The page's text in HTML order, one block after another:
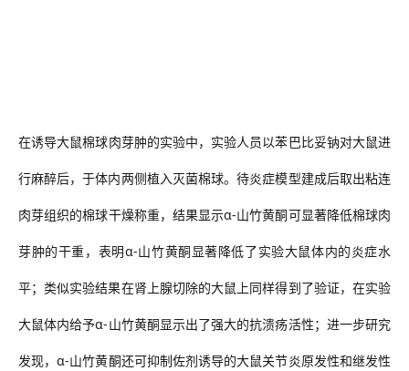
在诱导大鼠棉球肉芽肿的实验中，实验人员以苯巴比妥钠对大鼠进
行麻醉后，于体内两侧植入灭菌棉球。待炎症模型建成后取出粘连
肉芽组织的棉球干燥称重，结果显示α-山竹黄酮可显著降低棉球肉
芽肿的干重，表明α-山竹黄酮显著降低了实验大鼠体内的炎症水
平；类似实验结果在肾上腺切除的大鼠上同样得到了验证，在实验
大鼠体内给予α-山竹黄酮显示出了强大的抗溃疡活性；进一步研究
发现，α-山竹黄酮还可抑制佐剂诱导的大鼠关节炎原发性和继发性